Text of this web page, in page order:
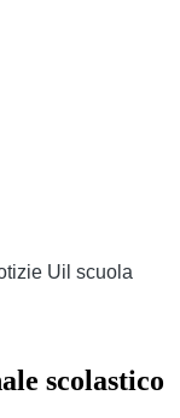
Uil scuola
scolastico